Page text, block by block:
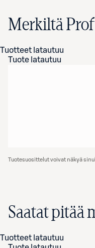
Merkiltä
Tuotteet latautuu
Tuote latautuu
Tuotesuosittelut voivat näkyä
Saatat pitää
Tuotteet latautuu